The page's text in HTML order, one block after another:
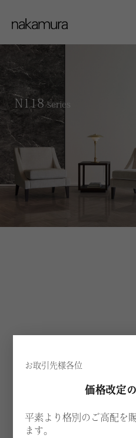
お取引先様各位
価格改定
平素より格別のご高配を
ます。
Couch/Onearm
N118 series